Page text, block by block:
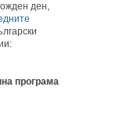
ден,
програма